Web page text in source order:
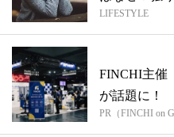
LIFESTYLE
FINCHI主催
が話題に！
PR（FINCHI on